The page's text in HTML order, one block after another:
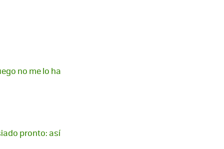
no me lo ha
pronto: así